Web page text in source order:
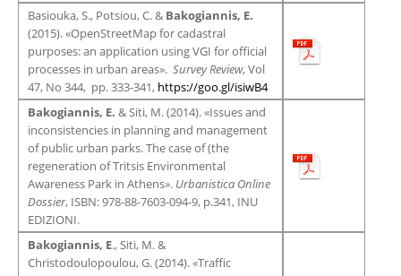
Basiouka, S., Potsiou, C. & Bakogiannis, E.
(2015). «OpenStreetMap for cadastral
purposes: an application using VGI for official
processes in urban areas». Survey Review, Vol
47, No 344, pp. 333-341, https://goo.gl/isiwB4
Bakogiannis, E. & Siti, M. (2014). «Issues and
inconsistencies in planning and management
of public urban parks. The case of (the
regeneration of Tritsis Environmental
Awareness Park in Athens». Urbanistica Online
Dossier, ISBN: 978-88-7603-094-9, p.341, INU
EDIZIONI.
Bakogiannis, E., Siti, M. &
Christodoulopoulou, G. (2014). «Traffic